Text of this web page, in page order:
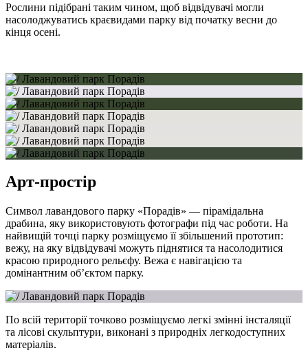
Рослини підібрані таким чином, щоб відвідувачі могли
насолоджуватись краєвидами парку від початку весни до
кінця осені.
Арт-простір
Символ лавандового парку «Порадів» — пірамідальна
драбина, яку використовують фотографи під час роботи. На
найвищій точці парку розміщуємо її збільшений прототип:
вежу, на яку відвідувачі можуть піднятися та насолодитися
красою природного рельєфу. Вежа є навігацією та
домінантним об’єктом парку.
По всій території точково розміщуємо легкі змінні інсталяції
та лісові скульптури, виконані з природніх легкодоступних
матеріалів.